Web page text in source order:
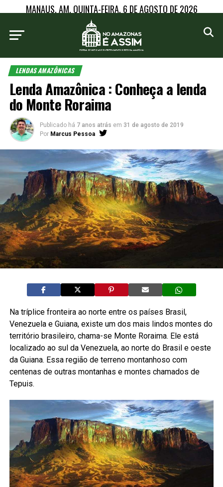
MANAUS, AM, QUINTA-FEIRA, 6 DE AGOSTO DE 2026
LENDAS AMAZÔNICAS
Lenda Amazônica : Conheça a lenda
do Monte Roraima
Publicado há 7 anos atrás em 31 de agosto de 2019
Por Marcus Pessoa
Na tríplice fronteira ao norte entre os países Brasil,
Venezuela e Guiana, existe um dos mais lindos montes do
território brasileiro, chama-se Monte Roraima. Ele está
localizado ao sul da Venezuela, ao norte do Brasil e oeste
da Guiana. Essa região de terreno montanhoso com
centenas de outras montanhas e montes chamados de
Tepuis.